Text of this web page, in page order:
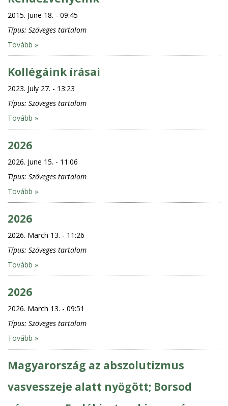
2015. June 18. - 09:45
Típus: Szöveges tartalom
Tovább »
Kollégáink írásai
2023. July 27. - 13:23
Típus: Szöveges tartalom
Tovább »
2026
2026. June 15. - 11:06
Típus: Szöveges tartalom
Tovább »
2026
2026. March 13. - 11:26
Típus: Szöveges tartalom
Tovább »
2026
2026. March 13. - 09:51
Típus: Szöveges tartalom
Tovább »
Magyarország az abszolutizmus
vasvesszeje alatt nyögött; Borsod